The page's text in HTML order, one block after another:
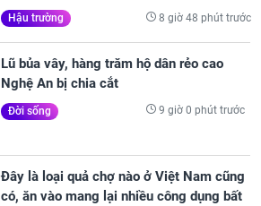
Hậu trường 8 giờ 48 phút trước
Lũ bủa vây, hàng trăm hộ dân rẻo cao
Nghệ An bị chia cắt
Đời sống 9 giờ 0 phút trước
Đây là loại quả chợ nào ở Việt Nam cũng
có, ăn vào mang lại nhiều công dụng bất